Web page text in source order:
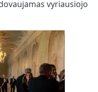
vyriausiojo